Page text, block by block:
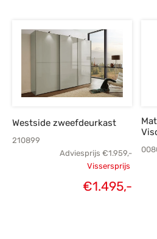
Westside zweefdeurkast
210899
Adviesprijs €1.959,-
Vissersprijs
€1.495,-